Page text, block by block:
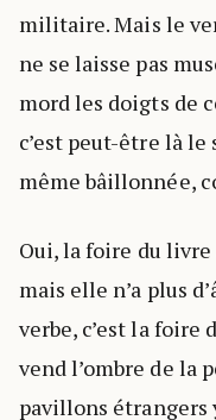
militaire. Mais le
ne se laisse pas
mord les doigts de
c’est peut-être là
même bâillonnée,
Oui, la foire du livre
mais elle n’a plus
verbe, c’est la foire
vend l’ombre de la
pavillons étrangers